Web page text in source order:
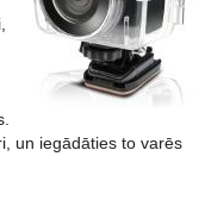
un iegādāties to varēs